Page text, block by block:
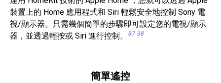
裝置上的 Home 應用程式和 Siri 輕鬆安全地控制 Sony 電
視/顯示器。只需幾個簡單的步驟即可設定您的電視/顯示
器，並透過輕按或 Siri 進行控制。
37 38
簡單遙控